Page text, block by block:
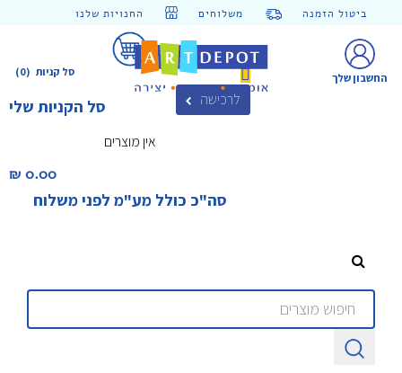
ביטול הזמנה משלוחים החנויות שלנו
(0) סל קניות
סל הקניות שלי לרכישה
אין מוצרים
0.00 ₪‎
סה"כ כולל מע"מ לפני משלוח
החשבון שלך